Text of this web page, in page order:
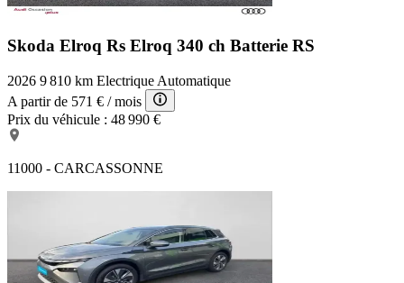
Skoda Elroq Rs Elroq 340 ch Batterie RS
2026 9 810 km Electrique Automatique
A partir de 571 € / mois
Prix du véhicule : 48 990 €
11000 - CARCASSONNE